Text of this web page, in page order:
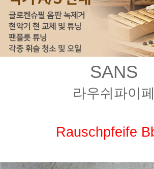
SANS
라우쉬파이페
Rauschpfeife